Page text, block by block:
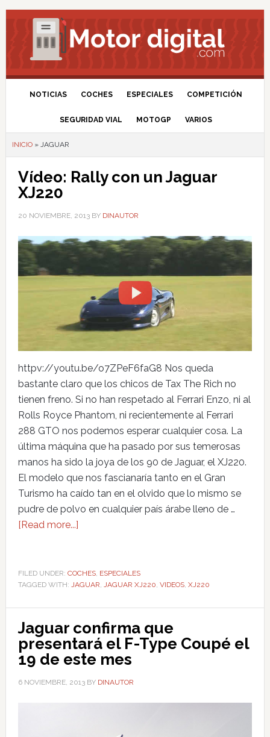
NOTICIAS COCHES ESPECIALES COMPETICIÓN
SEGURIDAD VIAL MOTOGP VARIOS
INICIO» JAGUAR
Vídeo: Rally con un Jaguar
XJ220
20 NOVIEMBRE, 2013BY DINAUTOR
httpv://youtu.be/o7ZPeF6faG8 Nos queda
bastante claro que los chicos de Tax The Rich no
tienen freno. Si no han respetado al Ferrari Enzo, ni al
Rolls Royce Phantom, ni recientemente al Ferrari
288 GTO nos podemos esperar cualquier cosa. La
última máquina que ha pasado por sus temerosas
manos ha sido la joya de los 90 de Jaguar, el XJ220.
El modelo que nos fascianaría tanto en el Gran
Turismo ha caído tan en el olvido que lo mismo se
pudre de polvo en cualquier país árabe lleno de …
[Read more...]
FILED UNDER: COCHES, ESPECIALES
TAGGED WITH: JAGUAR, JAGUAR XJ220, VIDEOS, XJ220
Jaguar confirma que
presentará el F-Type Coupé el
19 de este mes
6 NOVIEMBRE, 2013BY DINAUTOR